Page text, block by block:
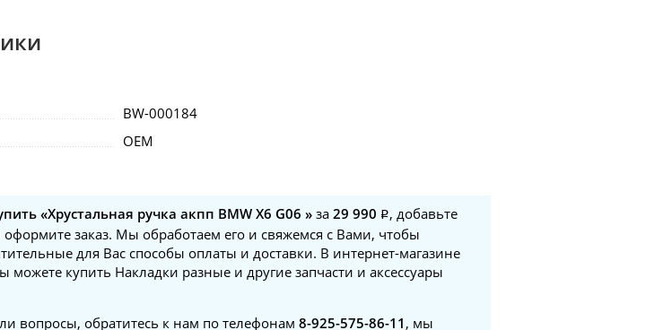
BW-000184
OEM
«Хрустальная ручка акпп BMW X6 G06 » за 29 990
, добавьте
оформите заказ. Мы обработаем его и свяжемся с Вами, чтобы
для Вас способы оплаты и доставки. В интернет-магазине
можете купить Накладки разные и другие запчасти и аксессуары
вопросы, обратитесь к нам по телефонам 8-925-575-86-11 , мы